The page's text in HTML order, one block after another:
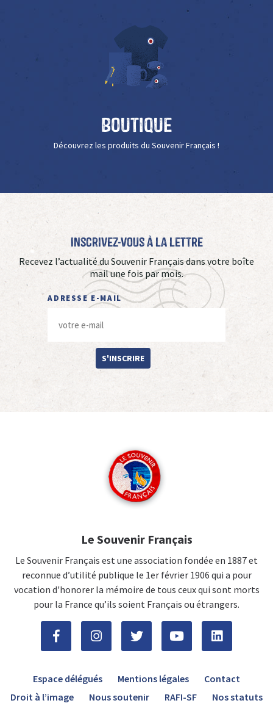
Boutique
Découvrez les produits du Souvenir Français !
Inscrivez-vous à La Lettre
Recevez l’actualité du Souvenir Français dans votre boîte
mail une fois par mois.
ADRESSE E-MAIL
S'INSCRIRE
Le Souvenir Français
Le Souvenir Français est une association fondée en 1887 et
reconnue d’utilité publique le 1er février 1906 qui a pour
vocation d'honorer la mémoire de tous ceux qui sont morts
pour la France qu’ils soient Français ou étrangers.
Espace délégués Mentions légales
Contact
Droit à l’image
Nous soutenir RAFI-SF Nos statuts